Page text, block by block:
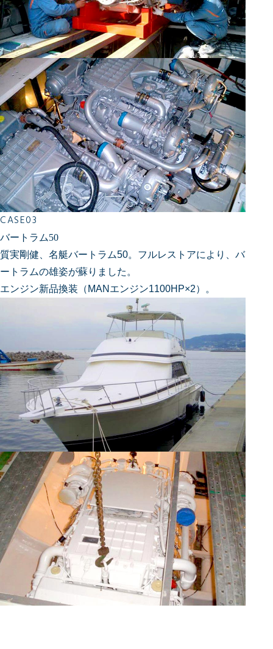
CASE03
バートラム50
質実剛健、名艇バートラム50。フルレストアにより、バ
ートラムの雄姿が蘇りました。
エンジン新品換装（MANエンジン1100HP×2）。